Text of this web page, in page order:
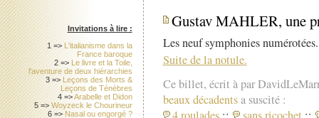
Gustav MAHLER, une
Les neuf symphonies numérotées.
Suite de la notule.
Ce billet, écrit à par
beaux décadentsa suscité :
Invitations à lire :
1 => L'italianisme dans la
France baroque
2 => Le livre et la Toile,
l'aventure de deux hiérarchies
3 => Leçons des Morts &
Leçons de Ténèbres
4 =>Arabelle et Didon
5 =>Woyzeck le Chourineur
6 => Nasal ou engorgé ?